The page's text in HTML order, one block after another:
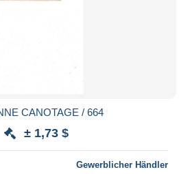
CANOTAGE / 664
± 1,73 $
Gewerblicher Händler